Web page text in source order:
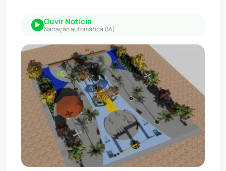
Ouvir Notícia
Narração automática (IA)